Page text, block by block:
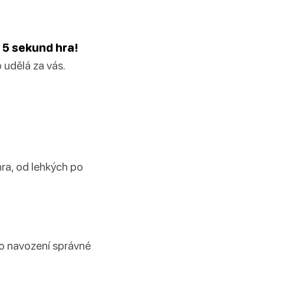
sekund hra!
za vás.
od lehkých po
navození správné